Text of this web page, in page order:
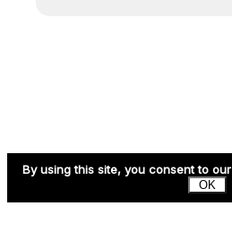
By using this site, you consent to our